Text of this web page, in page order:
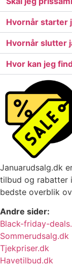
Hvornår starter
Hvornår slutter
Hvor kan jeg
Januarudsalg.dk
tilbud og rabatter
bedste overblik
Andre sider:
Black-friday-
Sommerudsalg.dk
Tjekpriser.dk
Havetilbud.dk